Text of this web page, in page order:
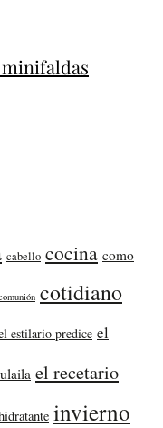
cabello cocina como
cotidiano
estilario predice el
el recetario
invierno